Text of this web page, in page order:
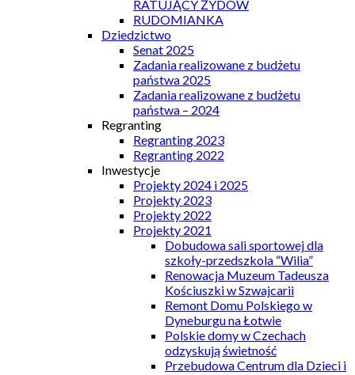
RATUJĄCY ŻYDÓW
RUDOMIANKA
Dziedzictwo
Senat 2025
Zadania realizowane z budżetu
państwa 2025
Zadania realizowane z budżetu
państwa – 2024
Regranting
Regranting 2023
Regranting 2022
Inwestycje
Projekty 2024 i 2025
Projekty 2023
Projekty 2022
Projekty 2021
Dobudowa sali sportowej dla
szkoły-przedszkola “Wilia”
Renowacja Muzeum Tadeusza
Kościuszki w Szwajcarii
Remont Domu Polskiego w
Dyneburgu na Łotwie
Polskie domy w Czechach
odzyskują świetność
Przebudowa Centrum dla Dzieci i